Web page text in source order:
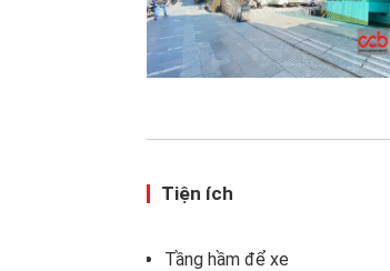
Tiện ích
Tầng hầm để xe